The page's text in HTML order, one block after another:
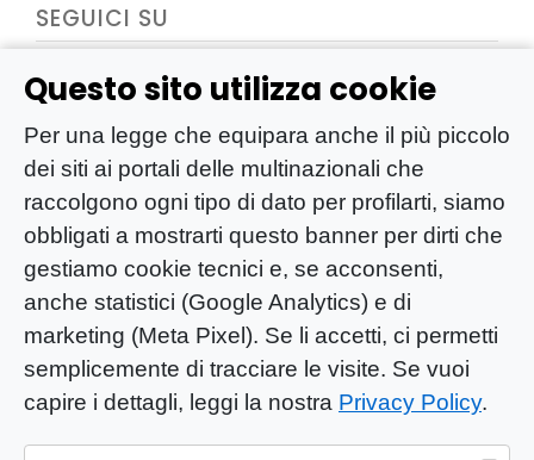
Questo sito utilizza cookie
Per una legge che equipara anche il più piccolo
dei siti ai portali delle multinazionali che
raccolgono ogni tipo di dato per profilarti, siamo
obbligati a mostrarti questo banner per dirti che
gestiamo cookie tecnici e, se acconsenti,
anche statistici (Google Analytics) e di
marketing (Meta Pixel). Se li accetti, ci permetti
semplicemente di tracciare le visite. Se vuoi
capire i dettagli, leggi la nostra Privacy Policy.
SEGUICI SU
YOU-ng Slow Journalism è una testata